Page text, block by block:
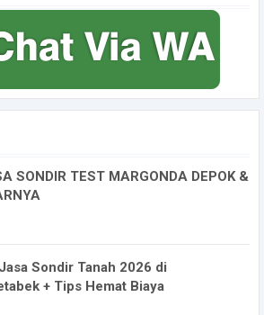
SONDIR TEST MARGONDA DEPOK &
Sondir Tanah 2026 di
+ Tips Hemat Biaya